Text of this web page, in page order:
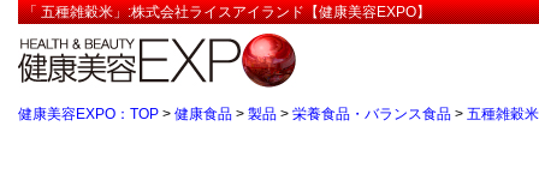
「 五種雑穀米」:株式会社ライスアイランド【健康美容EXPO】
健康美容EXPO：TOP > 健康食品 > 製品 > 栄養食品・バランス食品 > 五種雑穀米